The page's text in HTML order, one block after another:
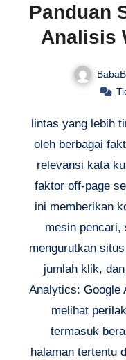
Panduan
Analisis
lintas yang lebih
oleh berbagai
relevansi kata
faktor off-page
ini memberikan
mesin pencari,
mengurutkan
jumlah klik,
Analytics: Google
melihat
termasuk
halaman tertentu